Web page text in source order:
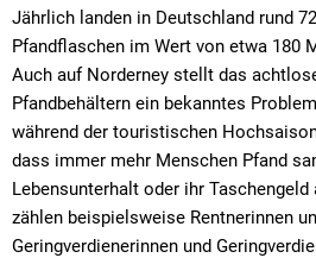
Jährlich landen in Deutschland rund
Pfandflaschen im Wert von etwa 180
Auch auf Norderney stellt das
Pfandbehältern ein bekanntes
während der touristischen
dass immer mehr Menschen Pfand
Lebensunterhalt oder ihr Taschengeld
zählen beispielsweise Rentnerinnen
Geringverdienerinnen und